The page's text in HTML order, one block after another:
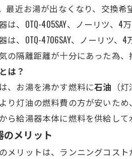
最近お湯が出なくなり、交換
は、OTQ-405SAY、ノーリツ、4
は、OTQ-4706SAY、ノーリツ
の隔離距離が十分にあった為、
は？
は、お湯を沸かす燃料に石油 （
り灯油の燃料費の方が安いた
ら給湯器本体に燃料を供給し
メリット
メリットは、ランニングコスト